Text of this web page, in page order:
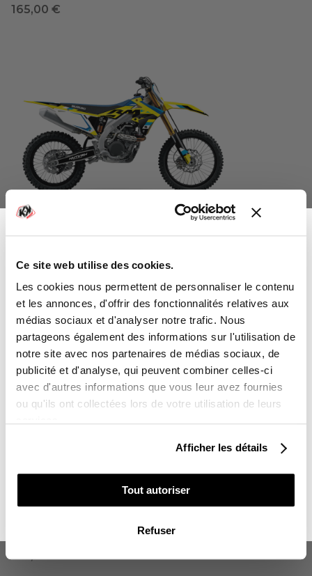
Ce site web utilise des cookies.
Les cookies nous permettent de personnaliser le contenu
et les annonces, d'offrir des fonctionnalités relatives aux
médias sociaux et d'analyser notre trafic. Nous
partageons également des informations sur l'utilisation de
notre site avec nos partenaires de médias sociaux, de
publicité et d'analyse, qui peuvent combiner celles-ci
avec d'autres informations que vous leur avez fournies
ou qu'ils ont collectées lors de votre utilisation de leurs
Afficher les détails
Tout autoriser
Refuser
165,00 €
BLEU SÉRIE
165,00 €
165,00 €
-10%
Sur l'ensemble de votre commande
Vous souhaitez en profiter :
POUR UN PROCHE